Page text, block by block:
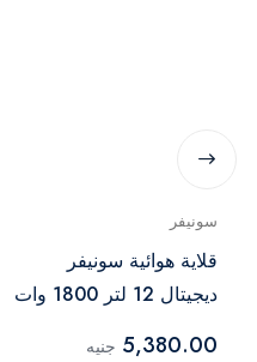
سونيفر
قلاية هوائية سونيفر
ديجيتال 12 لتر 1800 وات
5,380.00 جنيه